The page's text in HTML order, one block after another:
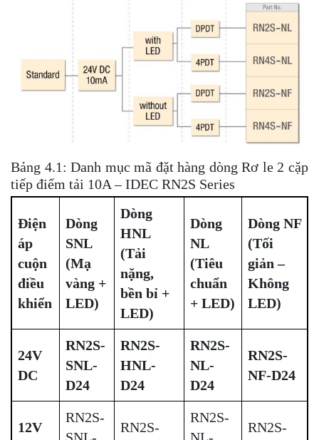
Bảng 4.1: Danh mục mã đặt hàng dòng Rơ le 2 cặp
tiếp điểm tải 10A – IDEC RN2S Series
Điện
áp
cuộn
điều
khiển
Dòng
SNL
(Mạ
vàng +
LED)
Dòng
HNL
(Tải
nặng,
bền bỉ +
LED)
Dòng
NL
(Tiêu
chuẩn
+ LED)
Dòng NF
(Tối
giản –
Không
LED)
24V
DC
RN2S-
SNL-
D24
RN2S-
HNL-
D24
RN2S-
NL-
D24
RN2S-
NF-D24
12V
RN2S-
RN2S-
RN2S-
RN2S-